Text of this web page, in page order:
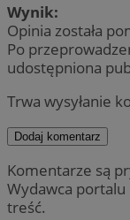
Wynik:
Opinia została
Po
udostępniona
Trwa wysyłanie
Dodaj komentarz
Komentarze są
Wydawca
treść.